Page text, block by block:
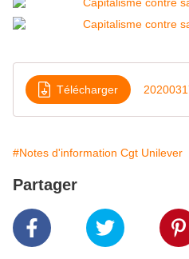
Télécharger
#Notes d'information Cgt Unilever
Partager